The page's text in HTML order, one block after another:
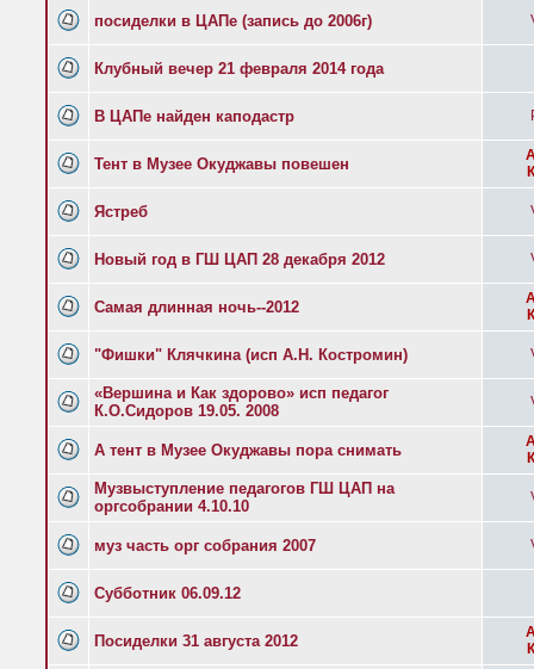
посиделки в ЦАПе (запись до 2006г)
Клубный вечер 21 февраля 2014 года
В ЦАПе найден каподастр
Тент в Музее Окуджавы повешен
Ястреб
Новый год в ГШ ЦАП 28 декабря 2012
Самая длинная ночь--2012
"Фишки" Клячкина (исп А.Н. Костромин)
«Вершина и Как здорово» исп педагог
К.О.Сидоров 19.05. 2008
А тент в Музее Окуджавы пора снимать
Музвыступление педагогов ГШ ЦАП на
оргсобрании 4.10.10
муз часть орг собрания 2007
Субботник 06.09.12
Посиделки 31 августа 2012